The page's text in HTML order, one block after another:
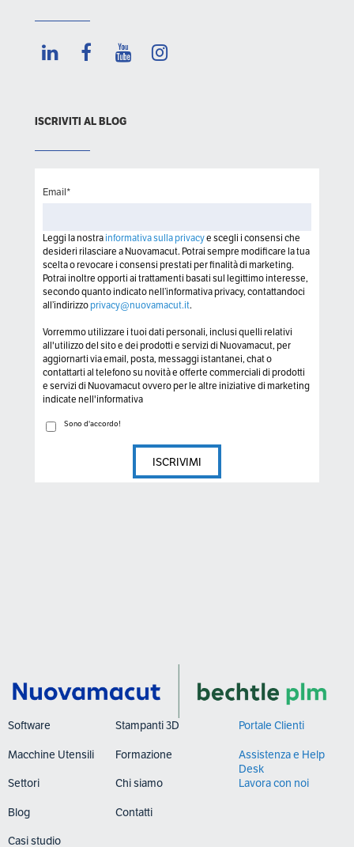
ISCRIVITI AL BLOG
Email*
Leggi la nostra informativa sulla privacye scegli i consensi che
desideri rilasciare a Nuovamacut. Potrai sempre modificare la tua
scelta o revocare i consensi prestati per finalità di marketing.
Potrai inoltre opporti ai trattamenti basati sul legittimo interesse,
secondo quanto indicato nell’informativa privacy, contattandoci
all’indirizzoprivacy@nuovamacut.it.
Vorremmo utilizzare i tuoi dati personali, inclusi quelli relativi
all'utilizzo del sito e dei prodotti e servizi di Nuovamacut, per
aggiornarti via email, posta, messaggi istantanei, chat o
contattarti al telefono su novità e offerte commerciali di prodotti
e servizi di Nuovamacut ovvero per le altre iniziative di marketing
indicate nell'informativa
Sono d'accordo!
Software Stampanti 3D
Macchine Utensili Formazione
Settori Chi siamo
Blog Contatti
Casi studio
Portale Clienti
Assistenza e Help
Desk
Lavora con noi